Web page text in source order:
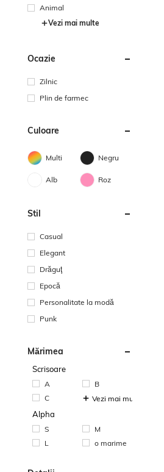
Animal
Vezi mai multe
Ocazie
Zilnic
Plin de farmec
Culoare
Multi Negru
Alb Roz
Stil
Casual
Elegant
Drăguţ
Epocă
Personalitate la modă
Punk
Mărimea
Scrisoare
A
B
C
Vezi mai multe
Alpha
S
M
L
o marime